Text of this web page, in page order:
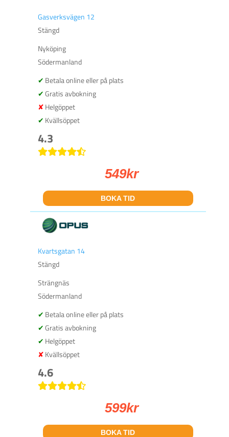
Gasverksvägen 12
Stängd
Nyköping
Södermanland
Betala online eller på plats
Gratis avbokning
Helgöppet
Kvällsöppet
4.3
549kr
BOKA TID
Kvartsgatan 14
Stängd
Strängnäs
Södermanland
Betala online eller på plats
Gratis avbokning
Helgöppet
Kvällsöppet
4.6
599kr
BOKA TID